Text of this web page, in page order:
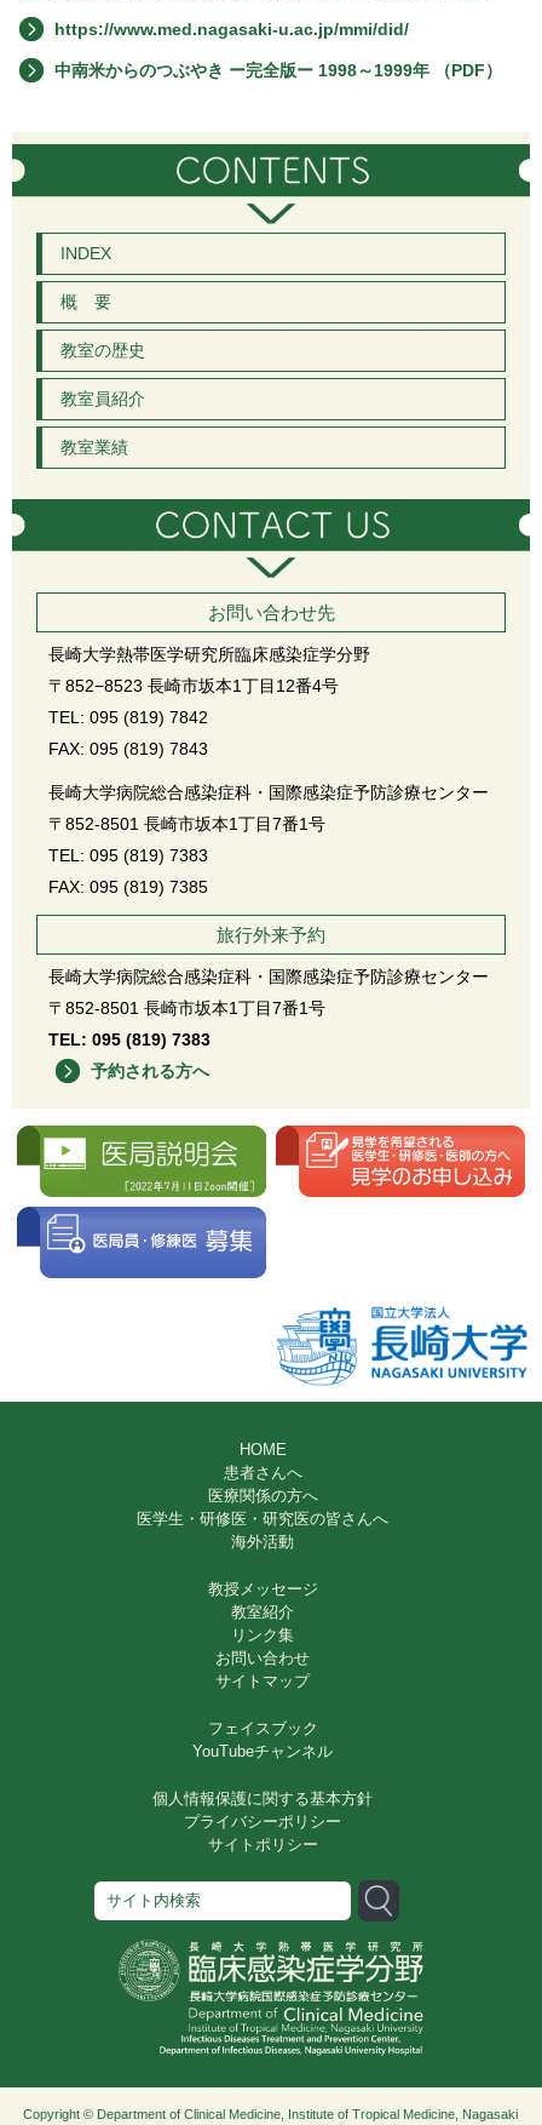
https://www.med.nagasaki-u.ac.jp/mmi/did/
中南米からのつぶやき ー完全版ー 1998～1999年 （PDF）
INDEX
概 要
教室の歴史
教室員紹介
教室業績
お問い合わせ先
長崎大学熱帯医学研究所臨床感染症学分野
〒852−8523 長崎市坂本1丁目12番4号
TEL: 095 (819) 7842
FAX: 095 (819) 7843
長崎大学病院総合感染症科・国際感染症予防診療センター
〒852-8501 長崎市坂本1丁目7番1号
TEL: 095 (819) 7383
FAX: 095 (819) 7385
旅行外来予約
長崎大学病院総合感染症科・国際感染症予防診療センター
〒852-8501 長崎市坂本1丁目7番1号
TEL: 095 (819) 7383
予約される方へ
HOME
患者さんへ
医療関係の方へ
医学生・研修医・研究医の皆さんへ
海外活動
教授メッセージ
教室紹介
リンク集
お問い合わせ
サイトマップ
フェイスブック
YouTubeチャンネル
個人情報保護に関する基本方針
プライバシーポリシー
サイトポリシー
Copyright © Department of Clinical Medicine, Institute of Tropical Medicine, Nagasaki